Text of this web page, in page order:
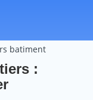
batiment
: